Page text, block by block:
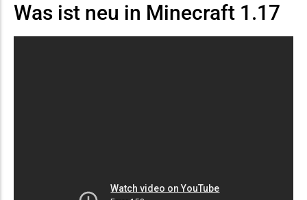
Was ist neu in Minecraft 1.17